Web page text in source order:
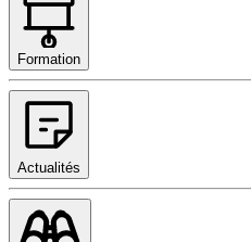
Formation
Actualités